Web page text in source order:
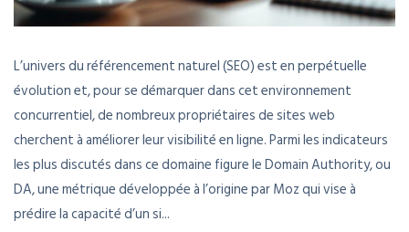
L’univers du référencement naturel (SEO) est en perpétuelle
évolution et, pour se démarquer dans cet environnement
concurrentiel, de nombreux propriétaires de sites web
cherchent à améliorer leur visibilité en ligne. Parmi les indicateurs
les plus discutés dans ce domaine figure le Domain Authority, ou
DA, une métrique développée à l’origine par Moz qui vise à
prédire la capacité d’un si...